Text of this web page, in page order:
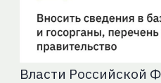
Власти Российской